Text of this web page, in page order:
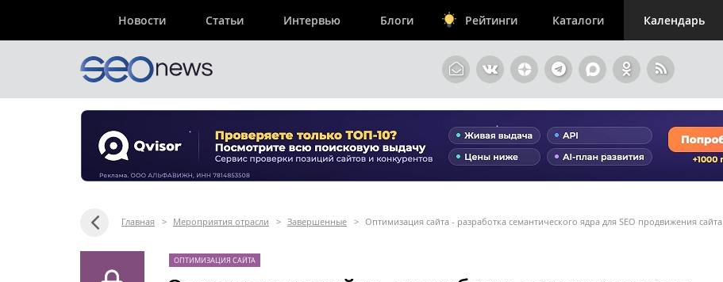
Новости Статьи Интервью Блоги Рейтинги Каталоги Календарь
Главная > Мероприятия отрасли > Завершенные > Оптимизация сайта - разработка семантического ядра для SEO продвижения сайта
ОПТИМИЗАЦИЯ САЙТА